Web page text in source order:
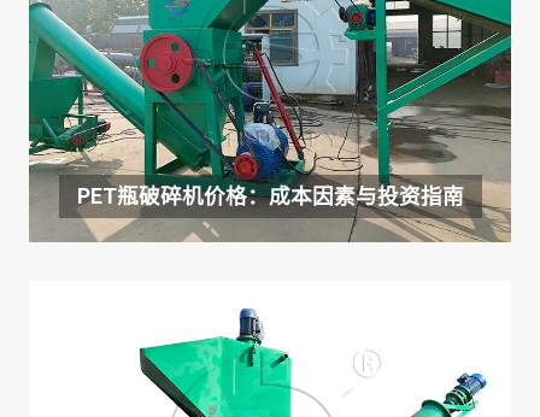
PET瓶破碎机价格：成本因素与投资指南